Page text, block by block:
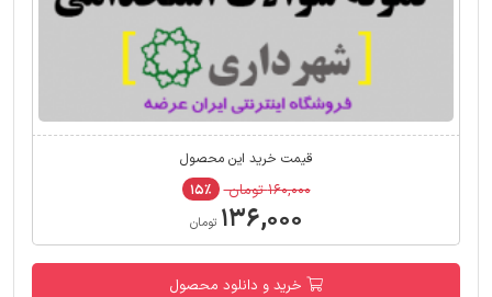
قیمت خرید این محصول
۱۶۰,۰۰۰ تومان ۱۵٪
۱۳۶,۰۰۰ تومان
خرید و دانلود محصول